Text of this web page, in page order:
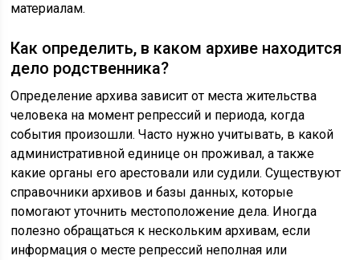
материалам.
Как определить, в каком архиве находится
дело родственника?
Определение архива зависит от места жительства
человека на момент репрессий и периода, когда
события произошли. Часто нужно учитывать, в какой
административной единице он проживал, а также
какие органы его арестовали или судили. Существуют
справочники архивов и базы данных, которые
помогают уточнить местоположение дела. Иногда
полезно обращаться к нескольким архивам, если
информация о месте репрессий неполная или